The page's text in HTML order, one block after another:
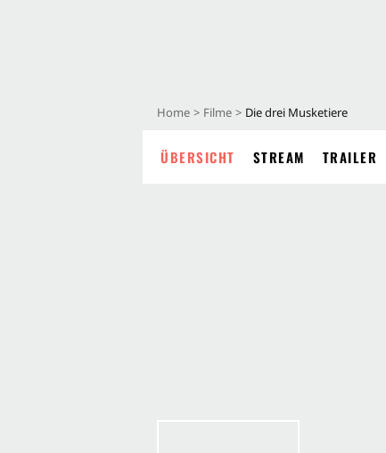
Home Filme Die drei Musketiere
ÜBERSICHT STREAM TRAILER